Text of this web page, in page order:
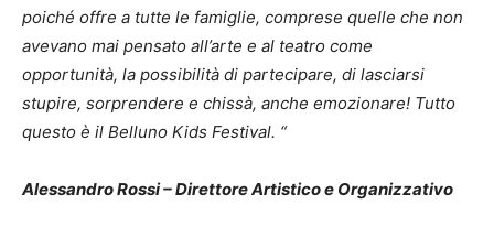
poiché offre a tutte le famiglie, comprese quelle che non
avevano mai pensato all’arte e al teatro come
opportunità, la possibilità di partecipare, di lasciarsi
stupire, sorprendere e chissà, anche emozionare! Tutto
questo è il Belluno Kids Festival. “
Alessandro Rossi – Direttore Artistico e Organizzativo